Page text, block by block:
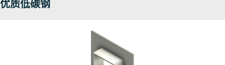
Factory Mutual Approval
优质低碳钢